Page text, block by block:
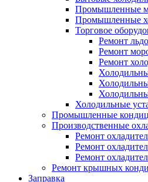
Промышленные
Промышленные
Торговое
Ремонт
Ремонт
Ремонт
Холодильные
Промышленные
Производственные
Ремонт
Ремонт
Ремонт
Ремонт крышных
Заправка